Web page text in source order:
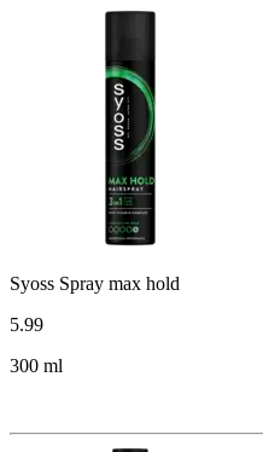
Syoss Spray max hold
5.99
300 ml